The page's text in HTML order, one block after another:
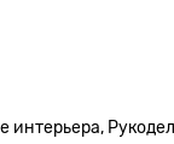
интерьера,